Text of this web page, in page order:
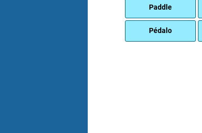
Paddle
Pédalo